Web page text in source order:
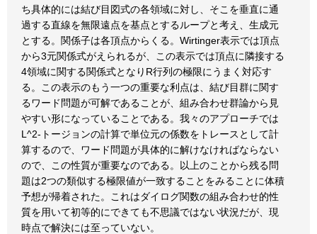
ち具体的には結び目図式の各領域に対し、そこを垂直に通
過する直線を無限遠点を基点とするループと考え、生成元
とする。関係子は各頂点からくる。Wirtinger表示では頂点
から3元関係式がえられるが、この表示では頂点に隣接する
4領域に関する関係式となりR行列の極限にうまく対応す
る。この表示のもう一つの重要な利点は、結び目群に関す
るワード問題が可解であることが、組み合わせ群論から見
やすい形になっていることである。我々のアプローチでは
L^2-トージョンの計算で単位元の係数をトレースとして計
算するので、ワード問題が具体的に解けなければならない
ので、この性質が重要なのである。以上のことから残る問
題は2つの類似する極限値が一致することをみることに体積
予想が帰着された。これはダイログ関数の組み合わせ的性
質を用いて初等的にできても不思議ではない状況だが、現
時点で解決には至っていない。